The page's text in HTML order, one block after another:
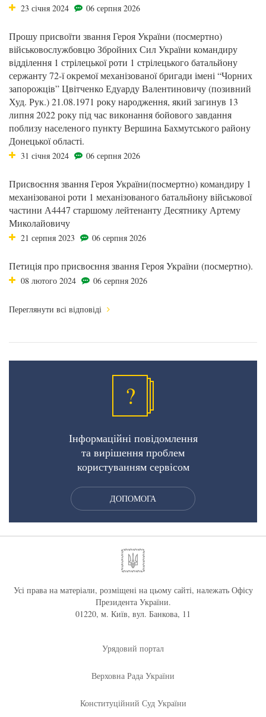
23 січня 2024 06 серпня 2026
Прошу присвоїти звання Героя України (посмертно)
військовослужбовцю Збройних Сил України командиру
відділення 1 стрілецької роти 1 стрілецького батальйону
сержанту 72-ї окремої механізованої бригади імені “Чорних
запорожців” Цвітченко Едуарду Валентиновичу (позивний
Худ. Рук.) 21.08.1971 року народження, який загинув 13
липня 2022 року під час виконання бойового завдання
поблизу населеного пункту Вершина Бахмутського району
Донецької області.
31 січня 2024 06 серпня 2026
Присвоєння звання Героя України(посмертно) командиру 1
механізованоі роти 1 механізованого батальйону військової
частини А4447 старшому лейтенанту Десятнику Артему
Миколайовичу
21 серпня 2023 06 серпня 2026
Петиція про присвоєння звання Героя України (посмертно).
08 лютого 2024 06 серпня 2026
Переглянути всі відповіді
?
Інформаційні повідомлення
та вирішення проблем
користуванням сервісом
ДОПОМОГА
Усі права на матеріали, розміщені на цьому сайті, належать Офісу
Президента України.
01220, м. Київ, вул. Банкова, 11
Урядовий портал
Верховна Рада України
Конституційний Суд України